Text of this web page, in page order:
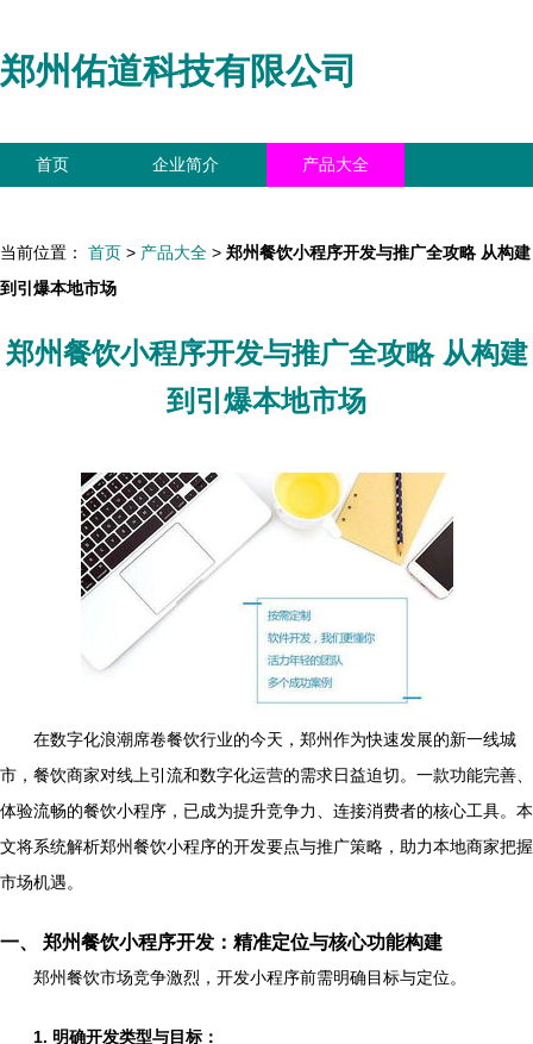
郑州佑道科技有限公司
首页 企业简介 产品大全
当前位置： 首页 > 产品大全 > 郑州餐饮小程序开发与推广全攻略 从构建
到引爆本地市场
郑州餐饮小程序开发与推广全攻略 从构建
到引爆本地市场
在数字化浪潮席卷餐饮行业的今天，郑州作为快速发展的新一线城
市，餐饮商家对线上引流和数字化运营的需求日益迫切。一款功能完善、
体验流畅的餐饮小程序，已成为提升竞争力、连接消费者的核心工具。本
文将系统解析郑州餐饮小程序的开发要点与推广策略，助力本地商家把握
市场机遇。
一、 郑州餐饮小程序开发：精准定位与核心功能构建
郑州餐饮市场竞争激烈，开发小程序前需明确目标与定位。
1. 明确开发类型与目标：